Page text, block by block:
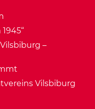
–
Vilsbiburg